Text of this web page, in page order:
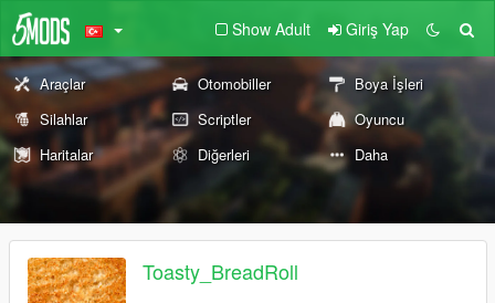
Show Adult Giriş Yap
Araçlar Otomobiller
Boya İşleri
Silahlar
Scriptler
Oyuncu
Haritalar
Diğerleri Daha
Toasty_BreadRoll